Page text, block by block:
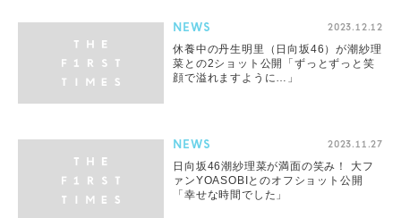
NEWS 2023.12.12
休養中の丹生明里（日向坂46）が潮紗理
菜との2ショット公開「ずっとずっと笑
顔で溢れますように…」
NEWS 2023.11.27
日向坂46潮紗理菜が満面の笑み！ 大フ
ァンYOASOBIとのオフショット公開
「幸せな時間でした」